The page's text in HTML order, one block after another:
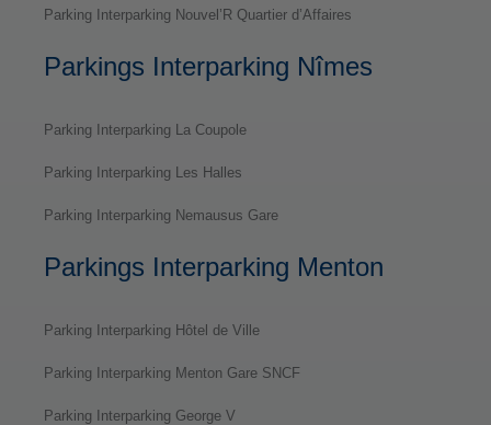
Parking Interparking Nouvel’R Quartier d’Affaires
Parkings Interparking Nîmes
Parking Interparking La Coupole
Parking Interparking Les Halles
Parking Interparking Nemausus Gare
Parkings Interparking Menton
Parking Interparking Hôtel de Ville
Parking Interparking Menton Gare SNCF
Parking Interparking George V